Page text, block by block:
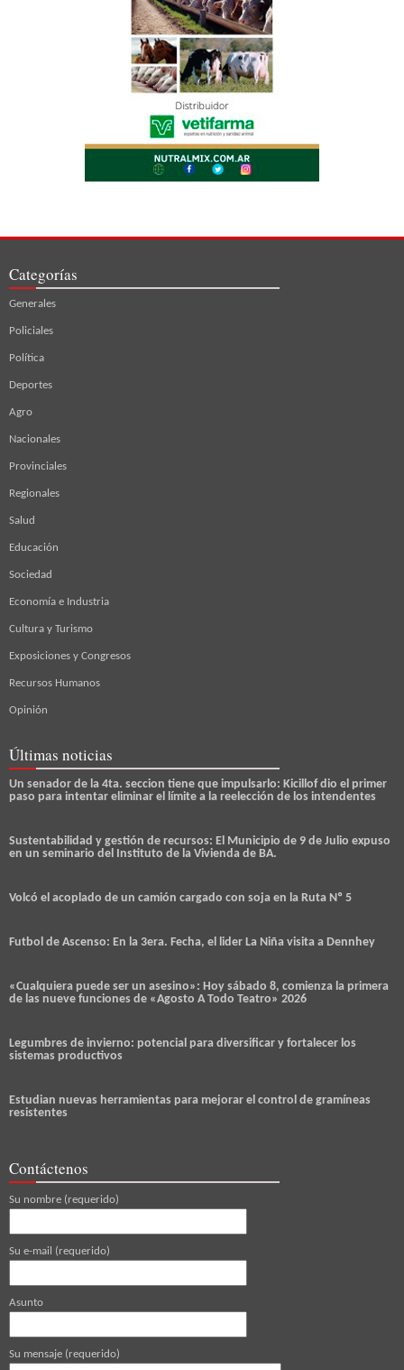
Categorías
Generales
Policiales
Política
Deportes
Agro
Nacionales
Provinciales
Regionales
Salud
Educación
Sociedad
Economía e Industria
Cultura y Turismo
Exposiciones y Congresos
Recursos Humanos
Opinión
Últimas noticias
Un senador de la 4ta. seccion tiene que impulsarlo: Kicillof dio el primer
paso para intentar eliminar el límite a la reelección de los intendentes
Sustentabilidad y gestión de recursos: El Municipio de 9 de Julio expuso
en un seminario del Instituto de la Vivienda de BA.
Volcó el acoplado de un camión cargado con soja en la Ruta Nº 5
Futbol de Ascenso: En la 3era. Fecha, el lider La Niña visita a Dennhey
«Cualquiera puede ser un asesino»: Hoy sábado 8, comienza la primera
de las nueve funciones de «Agosto A Todo Teatro» 2026
Legumbres de invierno: potencial para diversificar y fortalecer los
sistemas productivos
Estudian nuevas herramientas para mejorar el control de gramíneas
resistentes
Contáctenos
Su nombre (requerido)
Su e-mail (requerido)
Asunto
Su mensaje (requerido)